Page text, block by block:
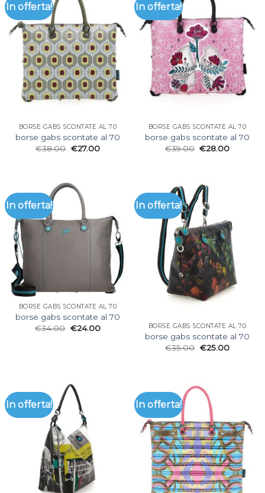
In offerta!
BORSE GABS SCONTATE AL 70
borse gabs scontate al 70
€38.00 €27.00
In offerta!
BORSE GABS SCONTATE AL 70
borse gabs scontate al 70
€39.00 €28.00
In offerta!
BORSE GABS SCONTATE AL 70
borse gabs scontate al 70
€34.00 €24.00
In offerta!
BORSE GABS SCONTATE AL 70
borse gabs scontate al 70
€35.00 €25.00
In offerta! In offerta!